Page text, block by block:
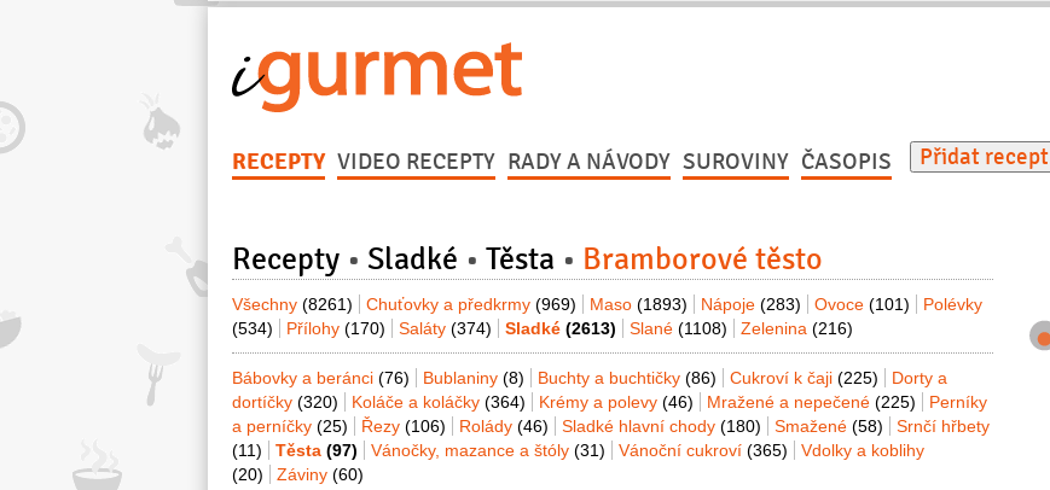
RECEPTY VIDEO RECEPTY RADY A NÁVODY SUROVINY ČASOPIS Přidat recept
Recepty Sladké Těsta Bramborové těsto
Všechny (8261) Chuťovky a předkrmy (969) Maso (1893) Nápoje (283) Ovoce (101)
Polévky
(534)
Přílohy (170) Saláty (374) Sladké (2613) Slané (1108) Zelenina (216)
Bábovky a beránci (76) Bublaniny (8) Buchty a buchtičky (86) Cukroví k čaji (225)
Dorty a
dortíčky (320) Koláče a koláčky (364) Krémy a polevy (46) Mražené a nepečené (225)
Perníky
a perníčky (25) Řezy (106) Rolády (46) Sladké hlavní chody (180) Smažené (58)
Srnčí hřbety
(11)
Těsta (97) Vánočky, mazance a štóly (31) Vánoční cukroví (365)
Vdolky a koblihy
(20)
Záviny (60)